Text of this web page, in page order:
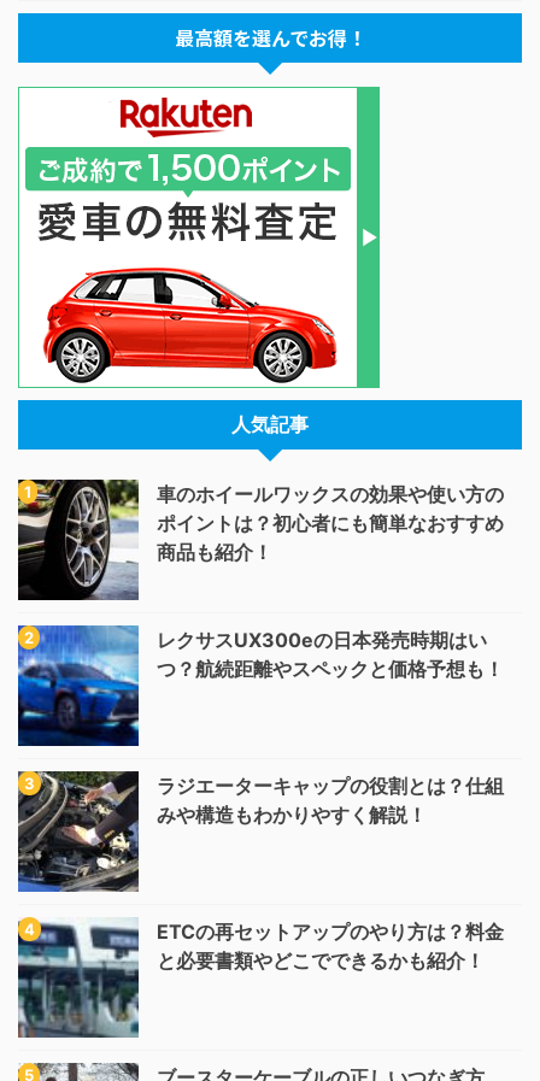
最高額を選んでお得！
人気記事
車のホイールワックスの効果や使い方の
ポイントは？初心者にも簡単なおすすめ
商品も紹介！
レクサスUX300eの日本発売時期はい
つ？航続距離やスペックと価格予想も！
ラジエーターキャップの役割とは？仕組
みや構造もわかりやすく解説！
ETCの再セットアップのやり方は？料金
と必要書類やどこでできるかも紹介！